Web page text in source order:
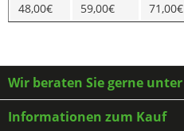
48,00€
59,00€ 71,00€
Wir beraten Sie gerne unter
Informationen zum Kauf